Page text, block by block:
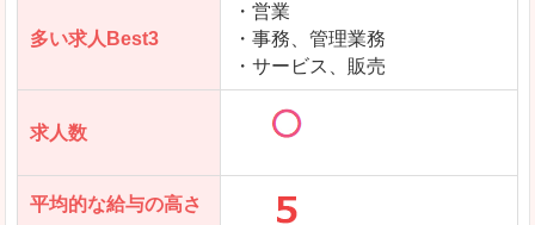
多い求人Best3
・営業
・事務、管理業務
・サービス、販売
求人数
平均的な給与の高さ